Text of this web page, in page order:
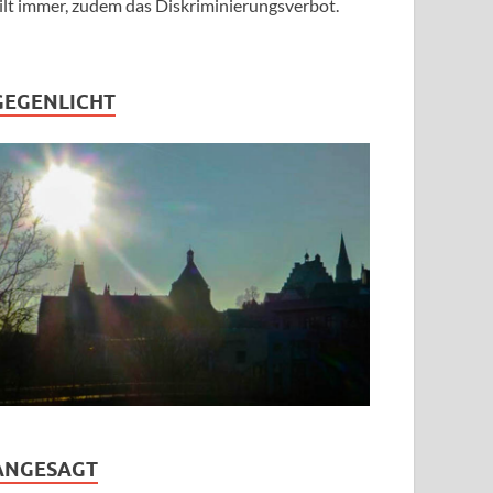
immer, zudem das Diskriminierungsverbot.